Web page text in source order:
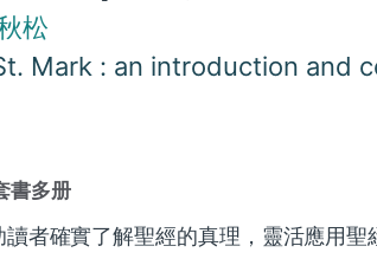
松
Mark : an introduction and
書多册
者確實了解聖經的真理，靈活應用